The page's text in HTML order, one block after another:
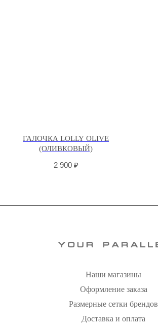
ГАЛОЧКА LOLLY OLIVE
(ОЛИВКОВЫЙ)
2 900 ₽
Наши магазины
Оформление заказа
Размерные сетки брендов
Доставка и оплата